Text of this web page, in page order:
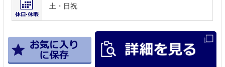
土・日祝